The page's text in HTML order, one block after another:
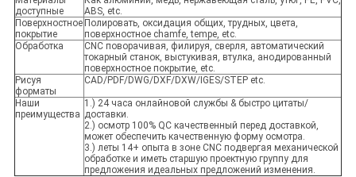
доступные
ABS, etc.
Поверхностное
покрытие
Полировать, оксидация общих, трудных, цвета,
поверхностное chamfe, tempe, etc.
Обработка
CNC поворачивая, филируя, сверля, автоматический
токарный станок, выстукивая, втулка, анодированный
поверхностное покрытие, etc.
Рисуя
форматы
CAD/PDF/DWG/DXF/DXW/IGES/STEP etc.
Наши
преимущества
1.) 24 часа онлайновой службы & быстро цитаты/
доставки.
2.) осмотр 100% QC качественный перед доставкой,
может обеспечить качественную форму осмотра.
3.) леты 14+ опыта в зоне CNC подвергая механической
обработке и иметь старшую проектную группу для
предложения идеальных предложений изменения.